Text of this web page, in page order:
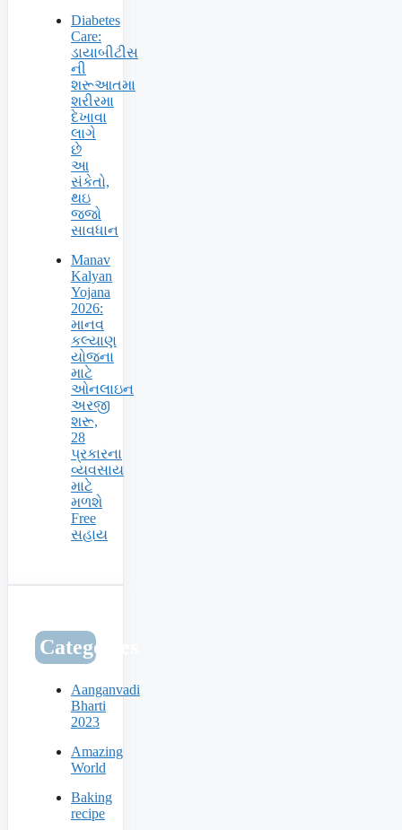
Diabetes
Care:
ડાયાબીટીસ
ની
શરૂઆતમા
શરીરમા
દેખાવા
લાગે
છે
આ
સંકેતો,
થઇ
જજો
સાવધાન
Manav
Kalyan
Yojana
2026:
માનવ
કલ્યાણ
યોજના
માટે
ઓનલાઇન
અરજી
શરૂ,
28
પ્રકારના
વ્યવસાય
માટે
મળશે
Free
સહાય
Categories
Aanganvadi
Bharti
2023
Amazing
World
Baking
recipe